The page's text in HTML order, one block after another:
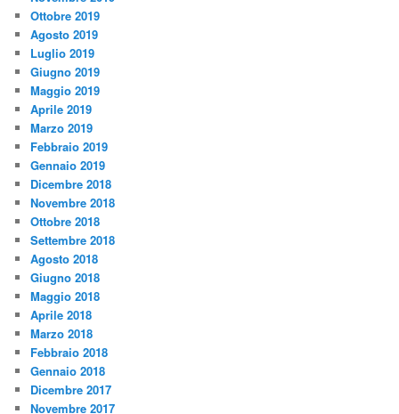
Ottobre 2019
Agosto 2019
Luglio 2019
Giugno 2019
Maggio 2019
Aprile 2019
Marzo 2019
Febbraio 2019
Gennaio 2019
Dicembre 2018
Novembre 2018
Ottobre 2018
Settembre 2018
Agosto 2018
Giugno 2018
Maggio 2018
Aprile 2018
Marzo 2018
Febbraio 2018
Gennaio 2018
Dicembre 2017
Novembre 2017